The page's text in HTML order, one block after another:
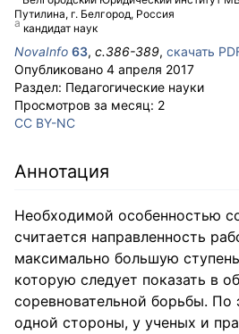
Путилина, г. Белгород, Россия
кандидат наук
NovaInfo 63, с.386-389, скачать
Опубликовано 4 апреля 2017
Раздел: Педагогические науки
Просмотров за месяц: 2
CC BY-NC
Аннотация
Необходимой особенностью
считается направленность
максимально большую
которую следует показать в
соревновательной борьбы. По
одной стороны, у ученых и